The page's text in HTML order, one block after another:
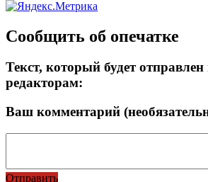
Сообщить об опечатке
Текст, который будет
редакторам:
Ваш комментарий
Отправить